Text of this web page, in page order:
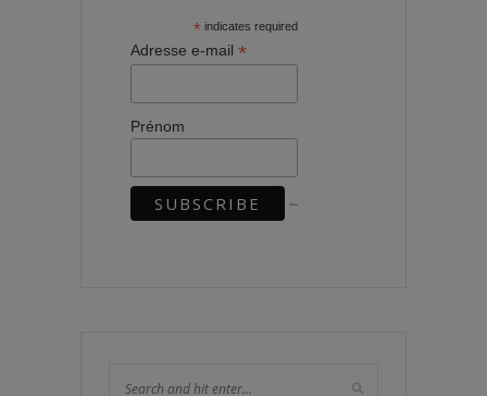
* indicates required
Adresse e-mail *
Prénom